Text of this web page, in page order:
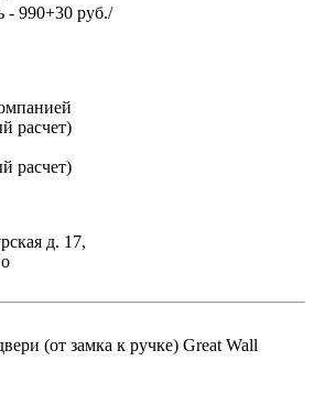
- 990+30 руб./
расчет)
расчет)
д. 17,
(от замка к ручке) Great Wall